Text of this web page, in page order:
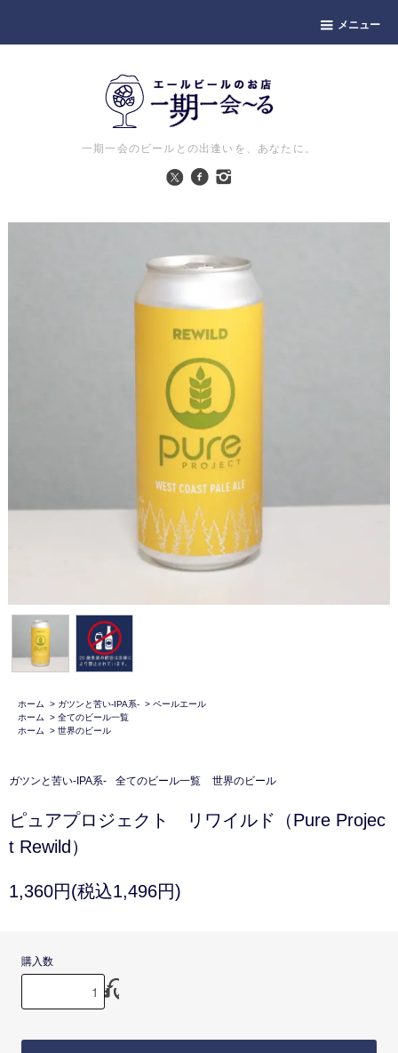
メニュー
一期一会のビールとの出逢いを、あなたに。
ホーム > ガツンと苦い-IPA系- > ペールエール
ホーム
> 全てのビール一覧
ホーム
> 世界のビール
ガツンと苦い-IPA系- 全てのビール一覧 世界のビール
ピュアプロジェクト リワイルド（Pure Projec
t Rewild）
1,360円(税込1,496円)
購入数